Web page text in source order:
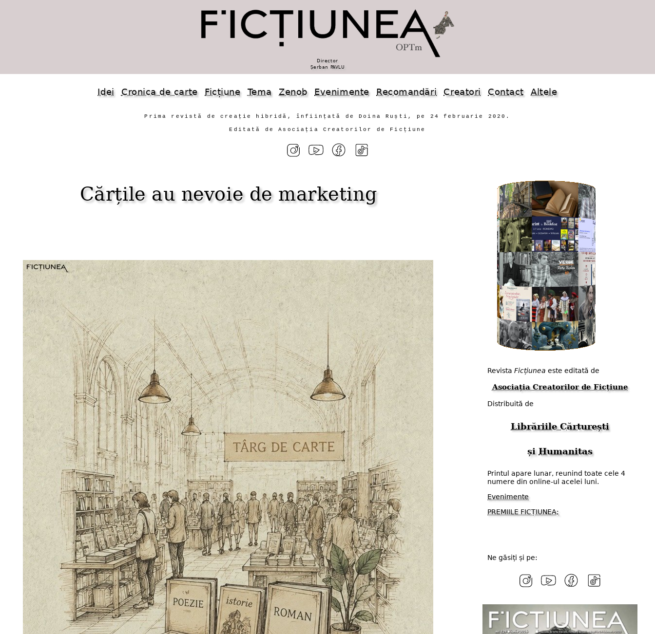
Director
Șerban PAVLU
Idei Cronica de carte Ficțiune Tema Zenob Evenimente Recomandări Creatori Contact Altele
Prima revistă de creație hibridă, înființată de Doina Ruști, pe 24 februarie 2020.
Editată de Asociația Creatorilor de Ficțiune
Cărțile au nevoie de marketing
Revista Ficțiunea este editată de
Asociația Creatorilor de Ficțiune
Distribuită de
Librăriile Cărturești
șiHumanitas
Printul apare lunar, reunind toate cele 4
numere din online-ul acelei luni.
Evenimente
PREMIILE FICȚIUNEA;
Ne găsiți și pe: